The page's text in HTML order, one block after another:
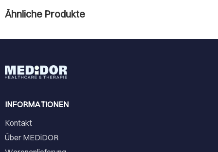
Ähnliche Produkte
INFORMATIONEN
Kontakt
Über MEDiDOR